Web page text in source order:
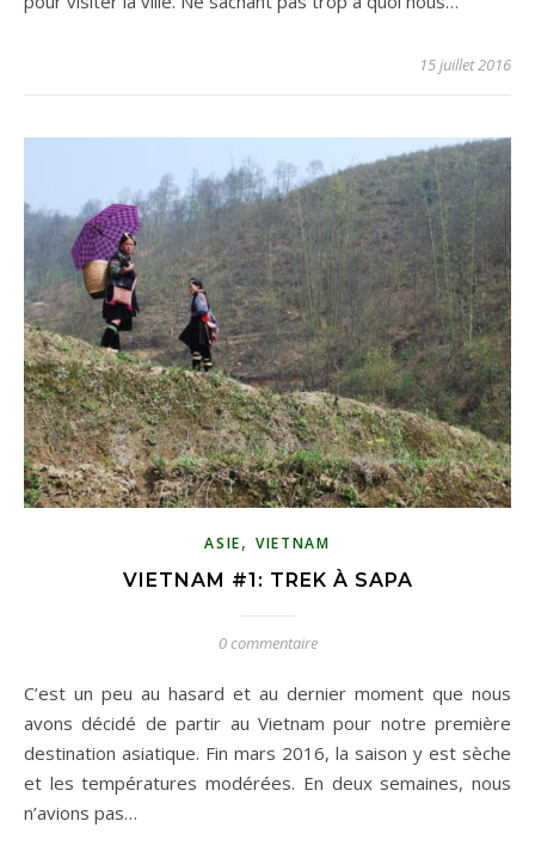
15 juillet 2016
ASIE, VIETNAM
VIETNAM #1: TREK À SAPA
0 commentaire
C’est un peu au hasard et au dernier moment que nous
avons décidé de partir au Vietnam pour notre première
destination asiatique. Fin mars 2016, la saison y est sèche
et les températures modérées. En deux semaines, nous
n’avions pas…